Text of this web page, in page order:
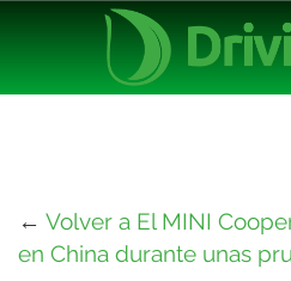
← Volver a El MINI
en China durante unas